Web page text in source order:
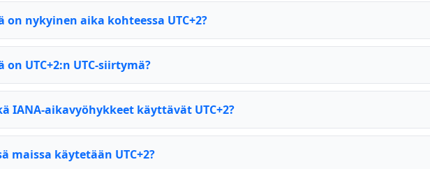
on nykyinen aika kohteessa UTC+2?
on UTC+2:n UTC-siirtymä?
IANA-aikavyöhykkeet käyttävät UTC+2?
maissa käytetään UTC+2?